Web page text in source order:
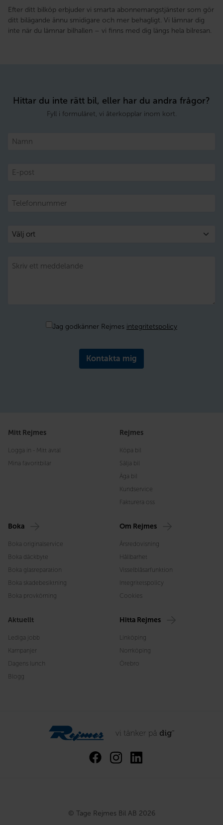
Efter ditt bilköp erbjuder vi smarta abonnemangstjänster som gör
ditt bilägande ännu smidigare och mer behagligt. Vi lämnar dig
inte när du lämnar bilhallen – vi finns med dig längs hela bilresan.
Hittar du inte rätt bil, eller har du andra frågor?
Fyll i formuläret, vi återkopplar inom kort.
Namn
E-
post
Telefon
Välj
ort
Jag godkänner Rejmes integritetspolicy
Mitt Rejmes
Logga in - Mitt avtal
Mina favoritbilar
Rejmes
Köpa bil
Sälja bil
Äga bil
Kundservice
Fakturera oss
Boka
Boka originalservice
Boka däckbyte
Boka glasreparation
Boka skadebesiktning
Boka provkörning
Om Rejmes
Årsredovisning
Hållbarhet
Visselblåsarfunktion
Integritetspolicy
Cookies
Aktuellt
Lediga jobb
Kampanjer
Dagens lunch
Blogg
Hitta Rejmes
Linköping
Norrköping
Örebro
© Tage Rejmes Bil AB 2026